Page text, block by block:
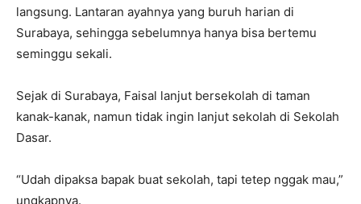
langsung. Lantaran ayahnya yang buruh harian di
Surabaya, sehingga sebelumnya hanya bisa bertemu
seminggu sekali.
Sejak di Surabaya, Faisal lanjut bersekolah di taman
kanak-kanak, namun tidak ingin lanjut sekolah di Sekolah
Dasar.
“Udah dipaksa bapak buat sekolah, tapi tetep nggak mau,”
ungkapnya.